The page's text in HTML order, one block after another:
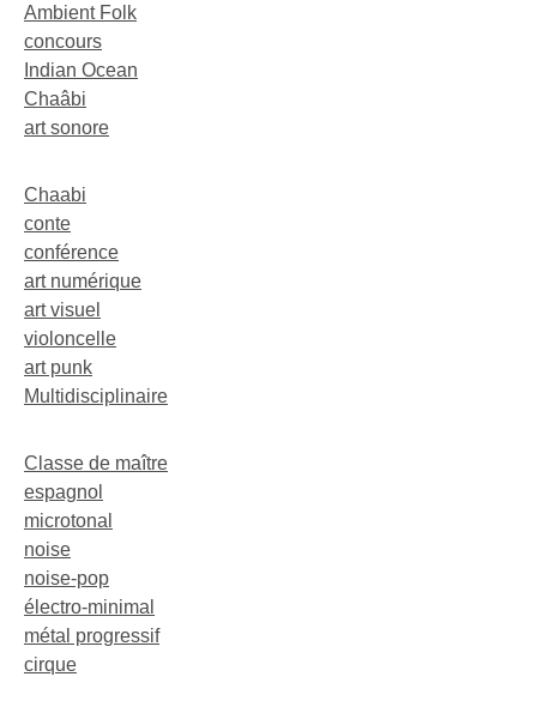
Ambient Folk
concours
Indian Ocean
Chaâbi
art sonore
Chaabi
conte
conférence
art numérique
art visuel
violoncelle
art punk
Multidisciplinaire
Classe de maître
espagnol
microtonal
noise
noise-pop
électro-minimal
métal progressif
cirque